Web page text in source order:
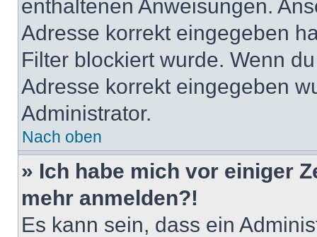
enthaltenen Anweisungen.
Adresse korrekt eingegeben
Filter blockiert wurde. Wenn
Adresse korrekt eingegeben
Administrator.
Nach oben
» Ich habe mich vor einiger
mehr anmelden?!
Es kann sein, dass ein